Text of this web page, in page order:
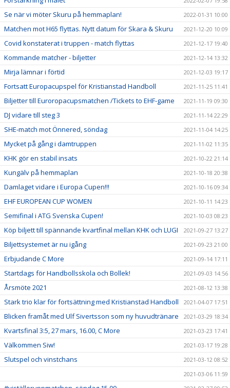
Se när vi möter Skuru på hemmaplan! 2022-01-31 10:00
Matchen mot H65 flyttas. Nytt datum för Skara & Skuru 2021-12-20 10:09
Covid konstaterat i truppen - match flyttas 2021-12-17 19:40
Kommande matcher - biljetter 2021-12-14 13:32
Mirja lämnar i förtid 2021-12-03 19:17
Fortsatt Europacupspel för Kristianstad Handboll 2021-11-25 11:41
Biljetter till Euroropacupsmatchen /Tickets to EHF-game 2021-11-19 09:30
DJ vidare till steg 3 2021-11-14 22:29
SHE-match mot Önnered, söndag 2021-11-04 14:25
Mycket på gång i damtruppen 2021-11-02 11:35
KHK gör en stabil insats 2021-10-22 21:14
Kungälv på hemmaplan 2021-10-18 20:38
Damlaget vidare i Europa Cupen!!! 2021-10-16 09:34
EHF EUROPEAN CUP WOMEN 2021-10-11 14:23
Semifinal i ATG Svenska Cupen! 2021-10-03 08:23
Köp biljett till spännande kvartfinal mellan KHK och LUGI 2021-09-27 13:27
Biljettsystemet är nu igång 2021-09-23 21:00
Erbjudande C More 2021-09-14 17:11
Startdags för Handbollsskola och Bollek! 2021-09-03 14:56
Årsmöte 2021 2021-08-12 13:38
Stark trio klar för fortsättning med Kristianstad Handboll 2021-04-07 17:51
Blicken framåt med Ulf Sivertsson som ny huvudtränare 2021-03-29 18:34
Kvartsfinal 3:5, 27 mars, 16.00, C More 2021-03-23 17:41
Välkommen Siw! 2021-03-17 19:28
Slutspel och vinstchans
2021-03-12 08:52
2021-03-06 11:59